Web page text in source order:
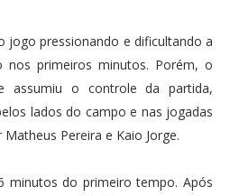
jogo pressionando e dificultando a
nos primeiros minutos. Porém, o
assumiu o controle da partida,
lados do campo e nas jogadas
Pereira e Kaio Jorge.
minutos do primeiro tempo. Após